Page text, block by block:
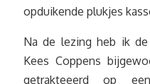
opduikende plukjes
Na de lezing heb ik
Kees Coppens
getrakteeerd op